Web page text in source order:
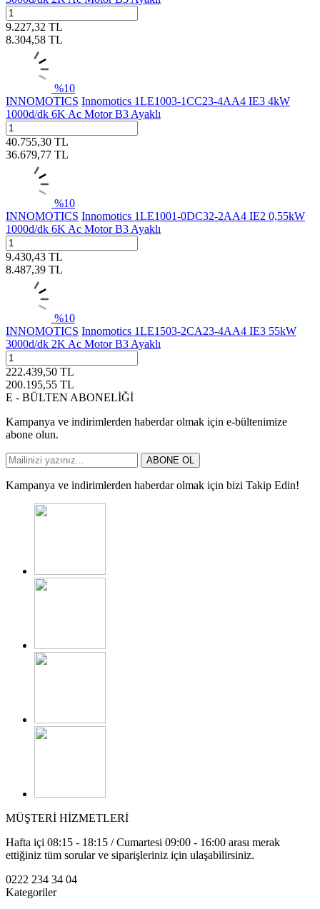
9.227,32 TL
8.304,58 TL
%10
INNOMOTICS Innomotics 1LE1003-1CC23-4AA4 IE3 4kW
1000d/dk 6K Ac Motor B3 Ayaklı
40.755,30 TL
36.679,77 TL
%10
INNOMOTICS Innomotics 1LE1001-0DC32-2AA4 IE2 0,55kW
1000d/dk 6K Ac Motor B3 Ayaklı
9.430,43 TL
8.487,39 TL
%10
INNOMOTICS Innomotics 1LE1503-2CA23-4AA4 IE3 55kW
3000d/dk 2K Ac Motor B3 Ayaklı
222.439,50 TL
200.195,55 TL
E - BÜLTEN ABONELİĞİ
Kampanya ve indirimlerden haberdar olmak için e-bültenimize
abone olun.
ABONE OL
Kampanya ve indirimlerden haberdar olmak için bizi Takip Edin!
MÜŞTERİ HİZMETLERİ
Hafta içi 08:15 - 18:15 / Cumartesi 09:00 - 16:00 arası merak
ettiğiniz tüm sorular ve siparişleriniz için ulaşabilirsiniz.
0222 234 34 04
Kategoriler